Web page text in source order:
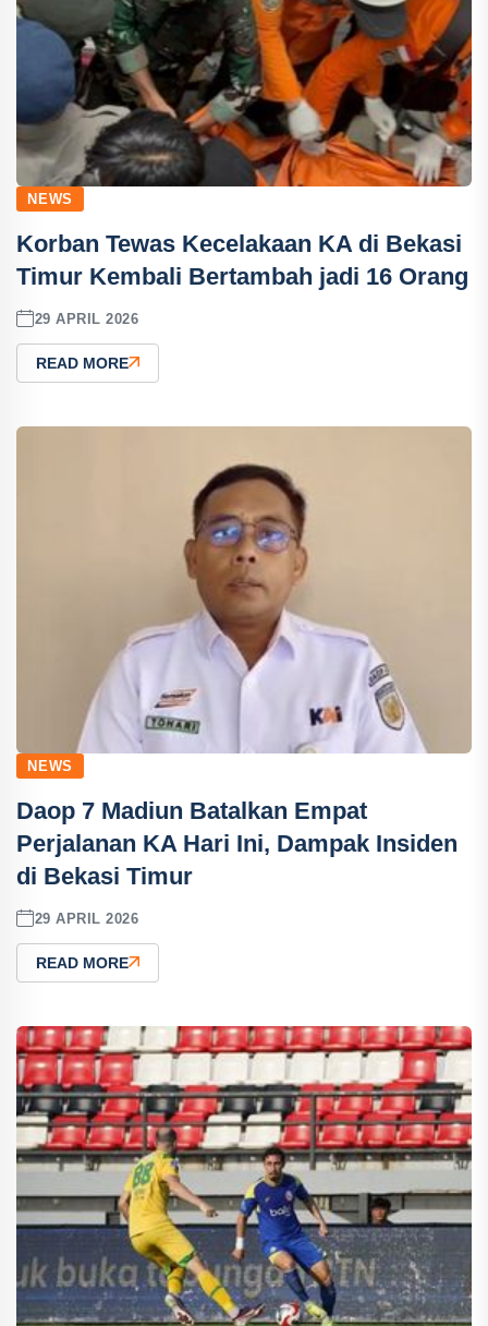
NEWS
Korban Tewas Kecelakaan KA di Bekasi
Timur Kembali Bertambah jadi 16 Orang
29 APRIL 2026
READ MORE
NEWS
Daop 7 Madiun Batalkan Empat
Perjalanan KA Hari Ini, Dampak Insiden
di Bekasi Timur
29 APRIL 2026
READ MORE